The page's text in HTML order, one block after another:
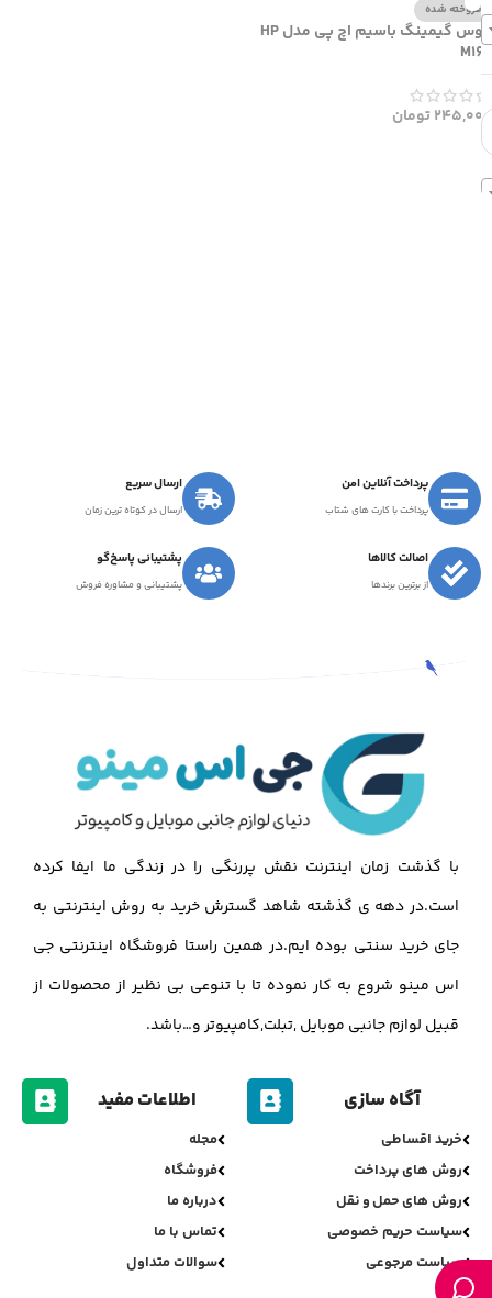
فروخته شده
موس گیمینگ باسیم اچ پی مدل HP
M160
245,000تومان
پرداخت آنلاین امن
پرداخت با کارت های شتاب
ارسال سریع
ارسال در کوتاه ترین زمان
اصالت کالاها
از برترین برندها
پشتیبانی پاسخ‌گو
پشتیبانی و مشاوره فروش
با گذشت زمان اینترنت نقش پررنگی را در زندگی ما ایفا کرده
است.در دهه ی گذشته شاهد گسترش خرید به روش اینترنتی به
جای خرید سنتی بوده ایم.در همین راستا فروشگاه اینترنتی جی
اس مینو شروع به کار نموده تا با تنوعی بی نظیر از محصولات از
قبیل لوازم جانبی موبایل ,تبلت,کامپیوتر و…باشد.
آگاه سازی
خرید اقساطی
روش های پرداخت
روش های حمل و نقل
سیاست حریم خصوصی
سیاست مرجوعی
اطلاعات مفید
مجله
فروشگاه
درباره ما
تماس با ما
سوالات متداول